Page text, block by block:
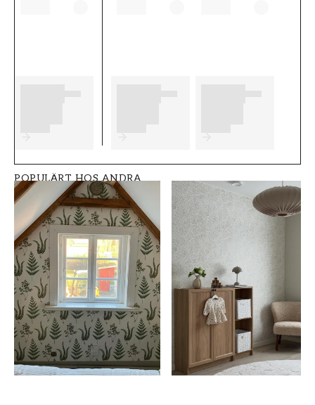
STIL
Svenska,
Gammaldags
0,53
HÖJD (m)
10,05
MÖNSTER
Randig
KOLLEKTION
Anno
MÖNSTER HÖJD (cm)
53 Non-Woven
POPULÄRT HOS ANDRA